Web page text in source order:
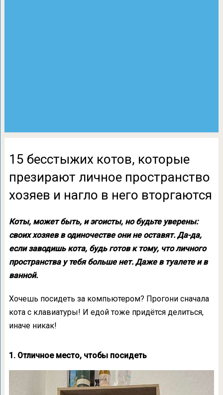
15 бесстыжих котов, которые
презирают личное пространство
хозяев и нагло в него вторгаются
Коты, может быть, и эгоисты, но будьте уверены:
своих хозяев в одиночестве они не оставят. Да-да,
если заводишь кота, будь готов к тому, что личного
пространства у тебя больше нет. Даже в туалете и в
ванной.
Хочешь посидеть за компьютером? Прогони сначала
кота с клавиатуры! И едой тоже придётся делиться,
иначе никак!
1. Отличное место, чтобы посидеть